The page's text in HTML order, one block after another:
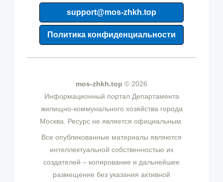
support@mos-zhkh.top
Политика конфиденциальности
mos-zhkh.top © 2026
Информационный портал Департамента
жилищно-коммунального хозяйства города
Москва. Ресурс не является официальным.
Все опубликованные материалы являются
интеллектуальной собственностью их
создателей – копирование и дальнейшее
размещение без указания активной